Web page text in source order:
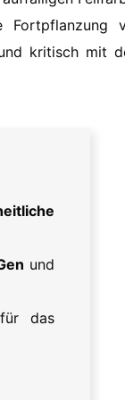
Fortpflanzung
kritisch mit
und
das